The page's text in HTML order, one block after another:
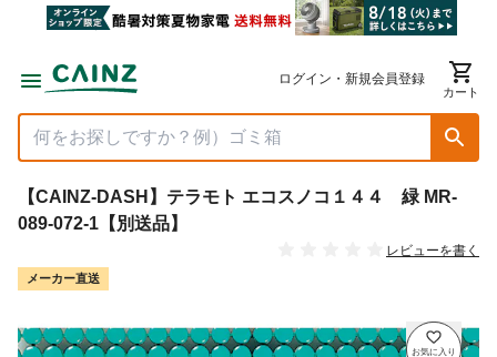
ログイン・新規会員登録
カート
【CAINZ-DASH】テラモト エコスノコ１４４ 緑 MR-
089-072-1【別送品】
レビューを書く
メーカー直送